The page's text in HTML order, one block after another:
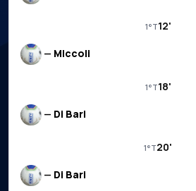
1°T12'
— Miccoli
1°T18'
— Di Bari
1°T20'
— Di Bari